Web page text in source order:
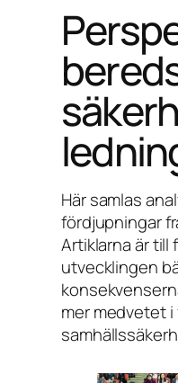
Här samlas
fördjupningar
Artiklarna är till
utvecklingen
mer medvetet i